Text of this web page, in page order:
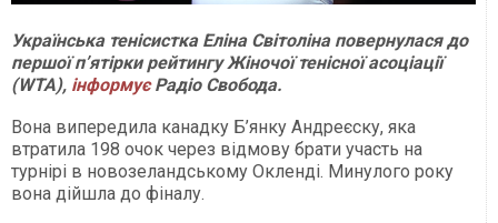
Українська тенісистка Еліна Світоліна повернулася до
першої п’ятірки рейтингу Жіночої тенісної асоціації
(WTA), інформуєРадіо Свобода.
Вона випередила канадку Б’янку Андреєску, яка
втратила 198 очок через відмову брати участь на
турнірі в новозеландському Окленді. Минулого року
вона дійшла до фіналу.